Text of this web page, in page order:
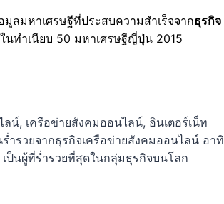
ลมหาเศรษฐีที่ประสบความสำเร็จจากธุรกิจ
นทำเนียบ 50 มหาเศรษฐีญี่ปุ่น 2015
น์, เครือข่ายสังคมออนไลน์, อินเตอร์เน็ท
รวยจากธุรกิจเครือข่ายสังคมออนไลน์ อาทิ
ป็นผู้ที่ร่ำรวยที่สุดในกลุ่มธุรกิจบนโลก